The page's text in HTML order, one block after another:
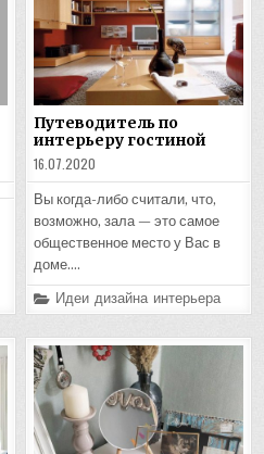
Путеводитель по
интерьеру гостиной
16.07.2020
Вы когда-либо считали, что,
возможно, зала — это самое
общественное место у Вас в
доме….
Posted
in
Идеи дизайна интерьера